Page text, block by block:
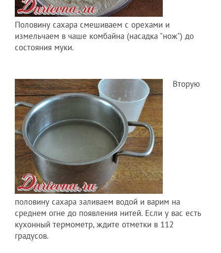
Половину сахара смешиваем с орехами и
измельчаем в чаше комбайна (насадка "нож") до
состояния муки.
Вторую
половину сахара заливаем водой и варим на
среднем огне до появления нитей. Если у вас есть
кухонный термометр, ждите отметки в 112
градусов.